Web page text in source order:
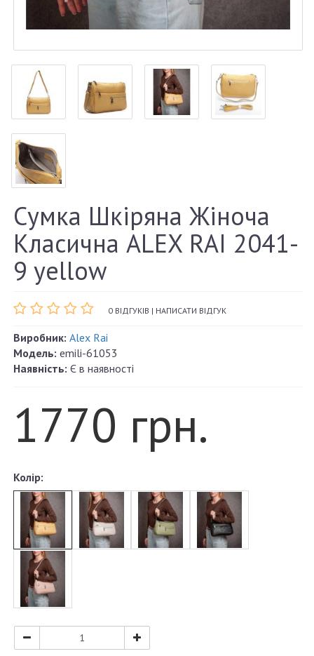
Сумка Шкіряна Жіноча
Класична ALEX RAI 2041-
9 yellow
0 ВІДГУКІВ | НАПИСАТИ ВІДГУК
Виробник: Alex Rai
Модель: emili-61053
Наявність: Є в наявності
1770 грн.
Колір: